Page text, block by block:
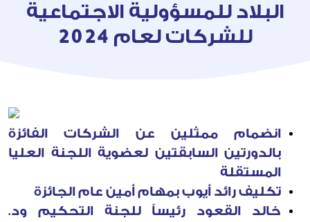
البلاد للمسؤولية الاجتماعية
للشركات لعام 2024
انضمام ممثلين عن الشركات الفائزة
بالدورتين السابقتين لعضوية اللجنة العليا
المستقلة
تكليف رائد أيوب بمهام أمين عام الجائزة
خالد القعود رئيساً للجنة التحكيم ود.